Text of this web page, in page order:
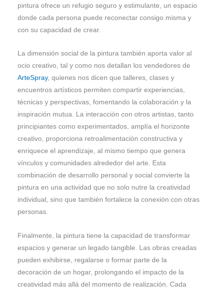
pintura ofrece un refugio seguro y estimulante, un espacio
donde cada persona puede reconectar consigo misma y
con su capacidad de crear.
La dimensión social de la pintura también aporta valor al
ocio creativo, tal y como nos detallan los vendedores de
ArteSpray, quienes nos dicen que talleres, clases y
encuentros artísticos permiten compartir experiencias,
técnicas y perspectivas, fomentando la colaboración y la
inspiración mutua. La interacción con otros artistas, tanto
principiantes como experimentados, amplía el horizonte
creativo, proporciona retroalimentación constructiva y
enriquece el aprendizaje, al mismo tiempo que genera
vínculos y comunidades alrededor del arte. Esta
combinación de desarrollo personal y social convierte la
pintura en una actividad que no solo nutre la creatividad
individual, sino que también fortalece la conexión con otras
personas.
Finalmente, la pintura tiene la capacidad de transformar
espacios y generar un legado tangible. Las obras creadas
pueden exhibirse, regalarse o formar parte de la
decoración de un hogar, prolongando el impacto de la
creatividad más allá del momento de realización. Cada